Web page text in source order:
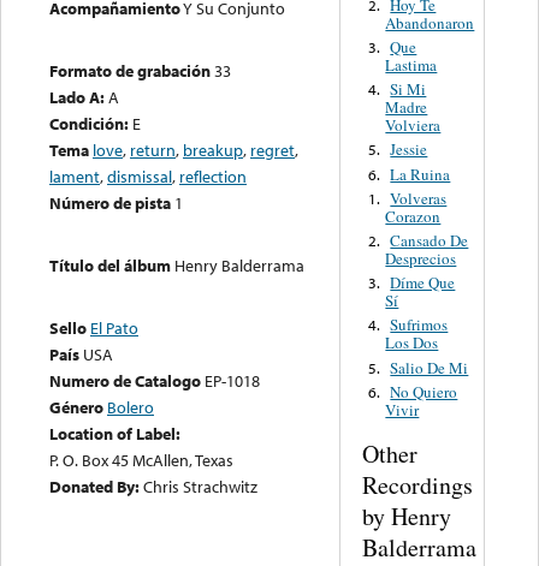
AcompañamientoY Su Conjunto
Formato de grabación33
Lado A:A
Condición: E
Tema love, return, breakup, regret,
lament,dismissal, reflection
Número de pista 1
Título del álbum Henry Balderrama
Sello El Pato
País USA
Numero de Catalogo EP-1018
Género Bolero
Location of Label:
P. O. Box 45 McAllen, Texas
Donated By:Chris Strachwitz
2. Hoy Te
Abandonaron
3. Que
Lastima
4. Si Mi
Madre
Volviera
5. Jessie
6. La Ruina
1. Volveras
Corazon
2. Cansado De
Desprecios
3. Díme Que
Sí
4. Sufrimos
Los Dos
5. Salio De Mi
6. No Quiero
Vivir
Other
Recordings
by Henry
Balderrama